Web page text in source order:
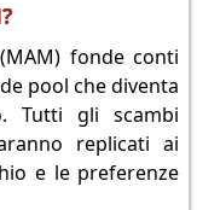
fonde conti
pool che diventa
Tutti gli scambi
replicati ai
e le preferenze